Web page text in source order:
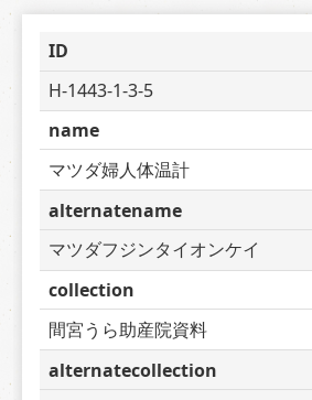
ID
H-1443-1-3-5
name
マツダ婦人体温計
alternatename
マツダフジンタイオンケイ
collection
間宮うら助産院資料
alternatecollection